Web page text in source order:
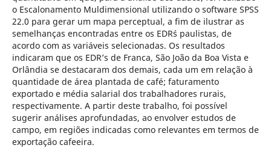
o Escalonamento Muldimensional utilizando o software SPSS
22.0 para gerar um mapa perceptual, a fim de ilustrar as
semelhanças encontradas entre os EDR´s paulistas, de
acordo com as variáveis selecionadas. Os resultados
indicaram que os EDR’s de Franca, São João da Boa Vista e
Orlândia se destacaram dos demais, cada um em relação à
quantidade de área plantada de café; faturamento
exportado e média salarial dos trabalhadores rurais,
respectivamente. A partir deste trabalho, foi possível
sugerir análises aprofundadas, ao envolver estudos de
campo, em regiões indicadas como relevantes em termos de
exportação cafeeira.